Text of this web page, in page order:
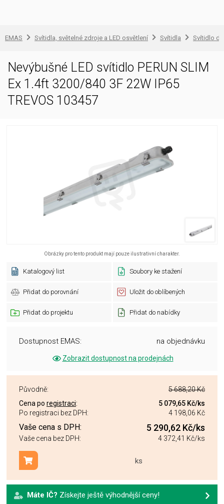
EMAS Svítidla, světelné zdroje a LED osvětlení Svítidla Svítidlo
Nevýbušné LED svítidlo PERUN SLIM
Ex 1.4ft 3200/840 3F 22W IP65
TREVOS 103457
Obrázky pro tento produkt mají pouze ilustrativní charakter.
Katalogový list Soubory ke stažení
Přidat do porovnání Uložit do oblíbených
Přidat do projektu Přidat do nabídky
Dostupnost EMAS: na objednávku
Zobrazit dostupnost na prodejnách
Původně:
5 688,20 Kč
Cena po registraci: 5 079,65 Kč/ks
Po registraci bez DPH:
4 198,06 Kč
Vaše cena s DPH: 5 290,62 Kč/ks
Vaše cena bez DPH: 4 372,41 Kč/ks
ks
Přidat do košíku
Máte IČ? Získejte ještě výhodnější ceny!